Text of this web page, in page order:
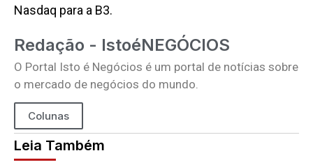
Nasdaq para a B3.
Redação - IstoéNEGÓCIOS
O Portal Isto é Negócios é um portal de notícias sobre
o mercado de negócios do mundo.
Colunas
Leia Também